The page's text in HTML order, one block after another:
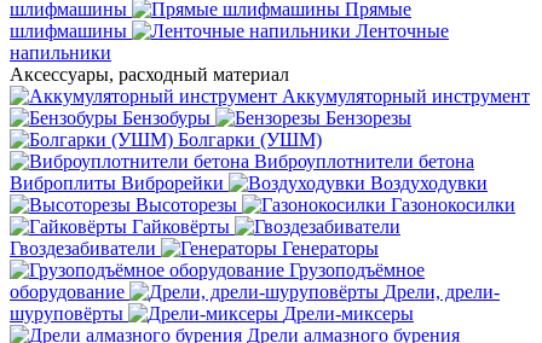
шлифмашины
Прямые
шлифмашины
Ленточные
напильники
Аксессуары, расходный материал
Аккумуляторный инструмент
Бензобуры
Бензорезы
Болгарки (УШМ)
Виброуплотнители бетона
Виброплиты Виброрейки
Воздуходувки
Высоторезы
Газонокосилки
Гайковёрты
Гвоздезабиватели
Генераторы
Грузоподъёмное
оборудование
Дрели, дрели-
шуруповёрты
Дрели-миксеры
Дрели алмазного бурения